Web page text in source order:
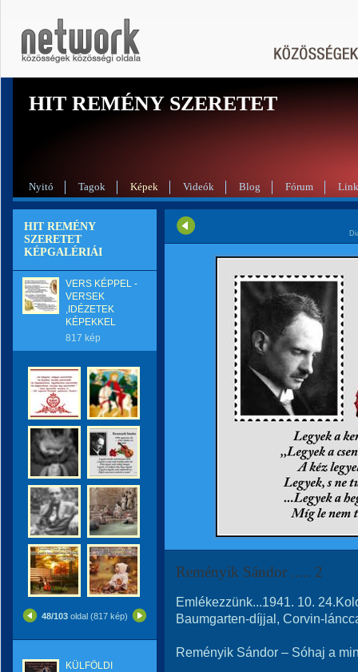
HIT REMÉNY SZERETET
Nyitó Tagok Képek Videók Blog Fórum
HIT REMÉNY
SZERETET
KÉPGALÉRIÁI
VERS KÉPPEL -
VERSEK
,IDÉZETEK
KÉPEKKEL
817 kép
48/103 oldal (817 kép)
KÜLFÖLDI
Reményik Sándor ..... 2
Emlékezzünk...1941. 10.
Baumgarten-díjjal, Corvin-
Reményik Sándor – Sóhaj a